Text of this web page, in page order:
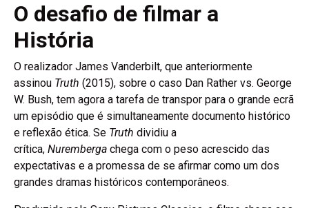
O desafio de filmar a
História
O realizador James Vanderbilt, que anteriormente
assinou Truth (2015), sobre o caso Dan Rather vs. George
W. Bush, tem agora a tarefa de transpor para o grande ecrã
um episódio que é simultaneamente documento histórico
e reflexão ética. Se Truth dividiu a
crítica, Nuremberga chega com o peso acrescido das
expectativas e a promessa de se afirmar como um dos
grandes dramas históricos contemporâneos.